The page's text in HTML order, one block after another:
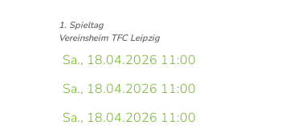
1. Spieltag
Vereinsheim TFC Leipzig
Sa., 18.04.2026 11:00
Sa., 18.04.2026 11:00
Sa., 18.04.2026 11:00